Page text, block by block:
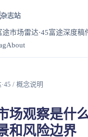
杂志站
途市场雷达·45富途深度稿
About
/ 概念说明
场观察是什么
和风险边界